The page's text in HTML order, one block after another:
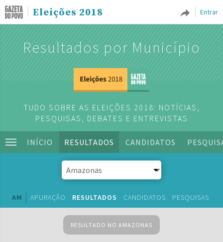
Entrar
Eleições 2018
Resultados por Município
TUDO SOBRE AS ELEIÇÕES 2018: NOTÍCIAS,
PESQUISAS, DEBATES E ENTREVISTAS
INÍCIO RESULTADOS CANDIDATOS
AM APURAÇÃO RESULTADOS CANDIDATOS PESQUISAS
RESULTADO NO AMAZONAS